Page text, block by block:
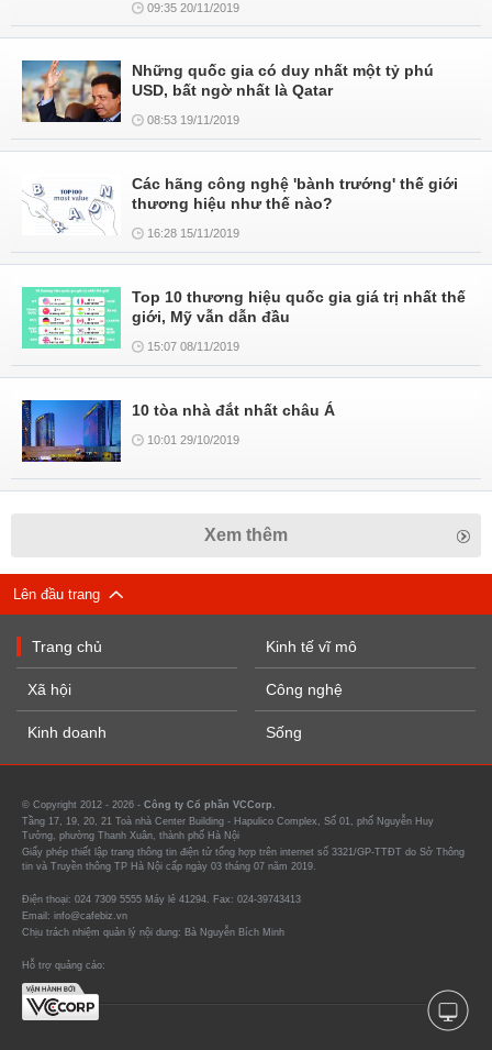
09:35 20/11/2019
Những quốc gia có duy nhất một tỷ phú
USD, bất ngờ nhất là Qatar
08:53 19/11/2019
Các hãng công nghệ 'bành trướng' thế giới
thương hiệu như thế nào?
16:28 15/11/2019
Top 10 thương hiệu quốc gia giá trị nhất thế
giới, Mỹ vẫn dẫn đầu
15:07 08/11/2019
10 tòa nhà đắt nhất châu Á
10:01 29/10/2019
Xem thêm
Lên đầu trang
Trang chủ
Xã hội
Kinh doanh
Kinh tế vĩ mô
Công nghệ
Sống
© Copyright 2012 - 2026 - Công ty Cổ phần VCCorp.
Tầng 17, 19, 20, 21 Toà nhà Center Building - Hapulico Complex, Số 01, phố Nguyễn Huy
Tưởng, phường Thanh Xuân, thành phố Hà Nội
Giấy phép thiết lập trang thông tin điện tử tổng hợp trên internet số 3321/GP-TTĐT do Sở Thông
tin và Truyền thông TP Hà Nội cấp ngày 03 tháng 07 năm 2019.
Điện thoại: 024 7309 5555 Máy lẻ 41294. Fax: 024-39743413
Email: info@cafebiz.vn
Chịu trách nhiệm quản lý nội dung: Bà Nguyễn Bích Minh
Hỗ trợ quảng cáo: